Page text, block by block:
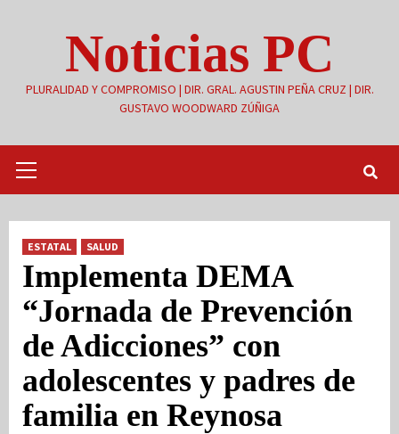
Noticias PC
PLURALIDAD Y COMPROMISO | DIR. GRAL. AGUSTIN PEÑA CRUZ | DIR.
GUSTAVO WOODWARD ZÚÑIGA
primario
ESTATAL SALUD
Implementa DEMA
“Jornada de Prevención
de Adicciones” con
adolescentes y padres de
familia en Reynosa